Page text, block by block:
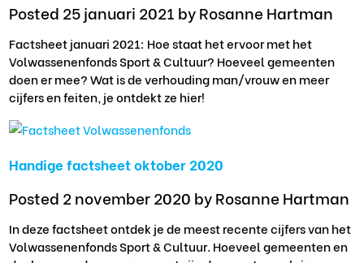
Posted 25 januari 2021 by Rosanne Hartman
Factsheet januari 2021: Hoe staat het ervoor met het
Volwassenenfonds Sport & Cultuur? Hoeveel gemeenten
doen er mee? Wat is de verhouding man/vrouw en meer
cijfers en feiten, je ontdekt ze hier!
Handige factsheet oktober 2020
Posted 2 november 2020 by Rosanne Hartman
In deze factsheet ontdek je de meest recente cijfers van het
Volwassenenfonds Sport & Cultuur. Hoeveel gemeenten en